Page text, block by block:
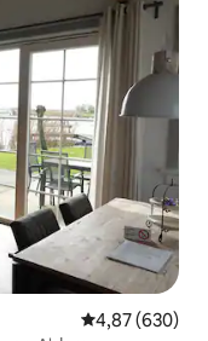
Gemiddelde
4,87 (630)